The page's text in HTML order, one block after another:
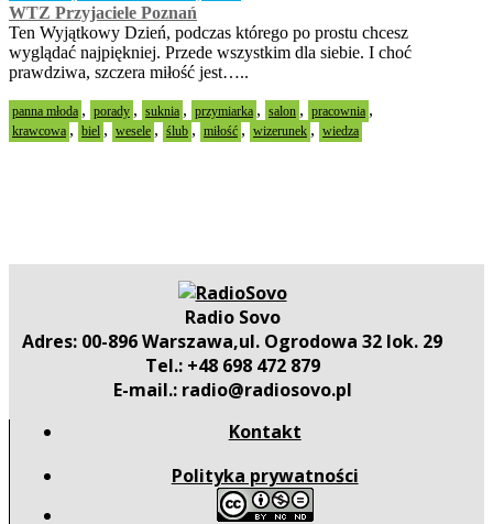
WTZ Przyjaciele Poznań
Ten Wyjątkowy Dzień, podczas którego po prostu chcesz
wyglądać najpiękniej. Przede wszystkim dla siebie. I choć
prawdziwa, szczera miłość jest…..
panna młoda , porady , suknia , przymiarka , salon , pracownia ,
krawcowa , biel , wesele , ślub , miłość , wizerunek , wiedza
Radio Sovo
Adres: 00-896 Warszawa,ul. Ogrodowa 32 lok. 29
Tel.: +48 698 472 879
E-mail.: radio@radiosovo.pl
Kontakt
Polityka prywatności